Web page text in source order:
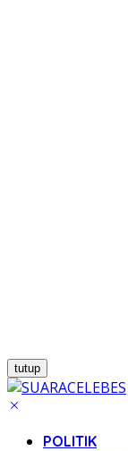
tutup
POLITIK